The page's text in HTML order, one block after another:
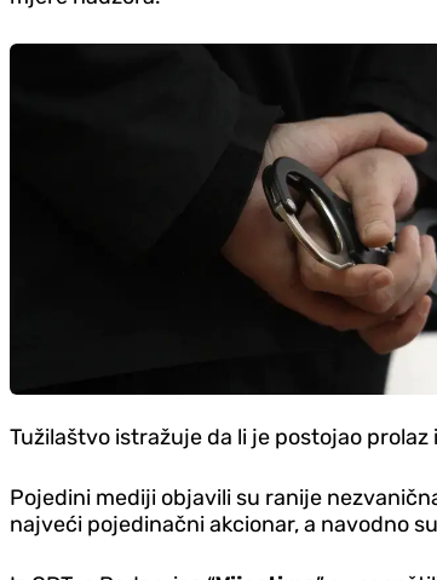
Tužilaštvo istražuje da li je postojao
Pojedini mediji objavili su ranije
najveći pojedinačni akcionar, a navodno